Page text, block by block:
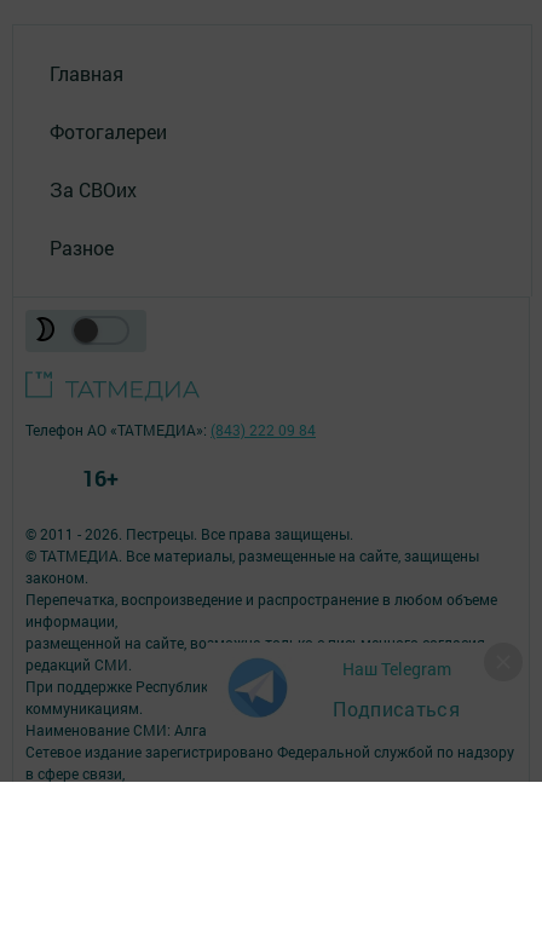
Главная
Фотогалереи
За СВОих
Разное
Наш Telegram
Подписаться
© 2011 - 2026. Пестрецы. Все права защищены.
© ТАТМЕДИА. Все материалы, размещенные на сайте, защищены
законом.
Перепечатка, воспроизведение и распространение в любом объеме
информации,
размещенной на сайте, возможна только с письменного согласия
редакций СМИ.
При поддержке Республиканского агентства по печати и массовым
коммуникациям.
Наименование СМИ: Алга (Вперед)
Сетевое издание зарегистрировано Федеральной службой по надзору
в сфере связи,
Телефон АО «ТАТМЕДИА»: (843) 222 09 84
16+